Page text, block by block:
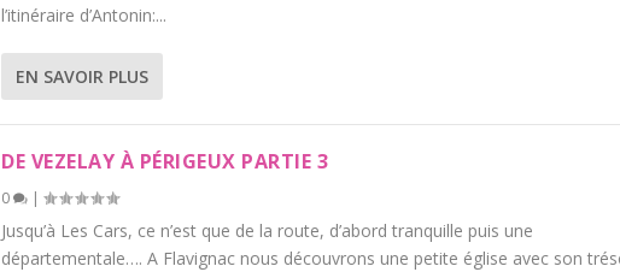
l’itinéraire d’Antonin:...
EN SAVOIR PLUS
DE VEZELAY À PÉRIGEUX PARTIE 3
0 |
Jusqu’à Les Cars, ce n’est que de la route, d’abord tranquille puis une
départementale…. A Flavignac nous découvrons une petite église avec son